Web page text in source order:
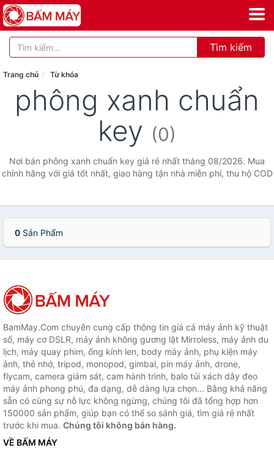
Tìm kiếm
Trang chủ Từ khóa
phông xanh chuẩn
key (0)
Nơi bán phông xanh chuẩn key giá rẻ nhất tháng 08/2026. Mua
chính hãng với giá tốt nhất, giao hàng tận nhà miễn phí, thu hộ COD
0 Sản Phẩm
BamMay.Com chuyên cung cấp thông tin giá cả máy ảnh kỹ thuật
số, máy cơ DSLR, máy ảnh không gương lật Mirroless, máy ảnh du
lịch, máy quay phim, ống kính len, body máy ảnh, phụ kiện máy
ảnh, thẻ nhớ, tripod, monopod, gimbal, pin máy ảnh, drone,
flycam, camera giám sát, cam hành trình, balo túi xách dây đeo
máy ảnh phong phú, đa dạng, dễ dàng lựa chọn... Bằng khả năng
sẵn có cùng sự nỗ lực không ngừng, chúng tôi đã tổng hợp hơn
150000 sản phẩm, giúp bạn có thể so sánh giá, tìm giá rẻ nhất
trước khi mua. Chúng tôi không bán hàng.
VỀ BẤM MÁY